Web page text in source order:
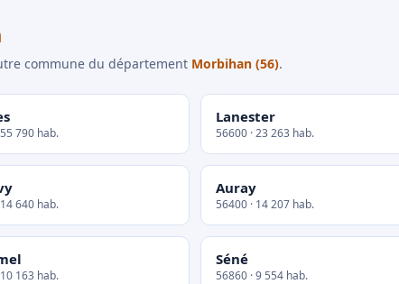
commune du département Morbihan (56).
790 hab.
Lanester
56600 · 23 263 hab.
640 hab.
Auray
56400 · 14 207 hab.
163 hab.
Séné
56860 · 9 554 hab.